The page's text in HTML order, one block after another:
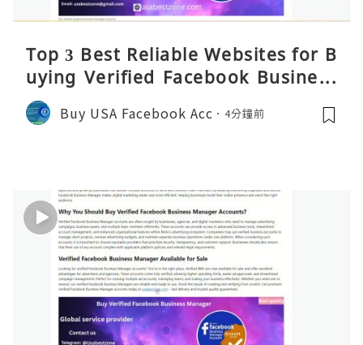
Top 3 Best Reliable Websites for B
uying Verified Facebook Business
Manager Accounts 2026 – Reality
C
Buy USA Facebook Acc 4分鐘前